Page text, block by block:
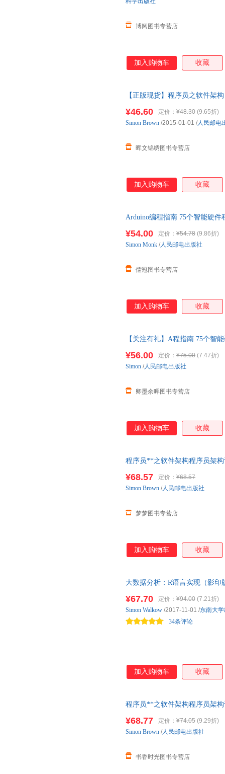
博阅图书专营店
加入购物车 收藏
【正版现货】程序员之软件架
¥46.60 定价： ¥48.30 (9.65折)
晖文锦绣图书专营店
Simon Brown /2015-01-01 /人民邮电
加入购物车 收藏
Arduino编程指南 75个智能硬件
分书籍卖价高于定价 介者慎拍.
¥54.00 定价： ¥54.78 (9.86折)
儒冠图书专营店
Simon Monk /人民邮电出版社
加入购物车 收藏
【关注有礼】A程指南 75个智
¥56.00 定价： ¥75.00 (7.47折)
卿墨余晖图书专营店
Simon /人民邮电出版社
加入购物车 收藏
程序员**之软件架构程序员架
¥68.57 定价： ¥68.57
梦梦图书专营店
Simon Brown /人民邮电出版社
加入购物车 收藏
大数据分析：R语言实现（影印
¥67.70 定价： ¥94.00 (7.21折)
34条评论
Simon Walkow /2017-11-01 /东南大
加入购物车 收藏
程序员**之软件架构程序员架
¥68.77 定价： ¥74.05 (9.29折)
书香时光图书专营店
Simon Brown /人民邮电出版社